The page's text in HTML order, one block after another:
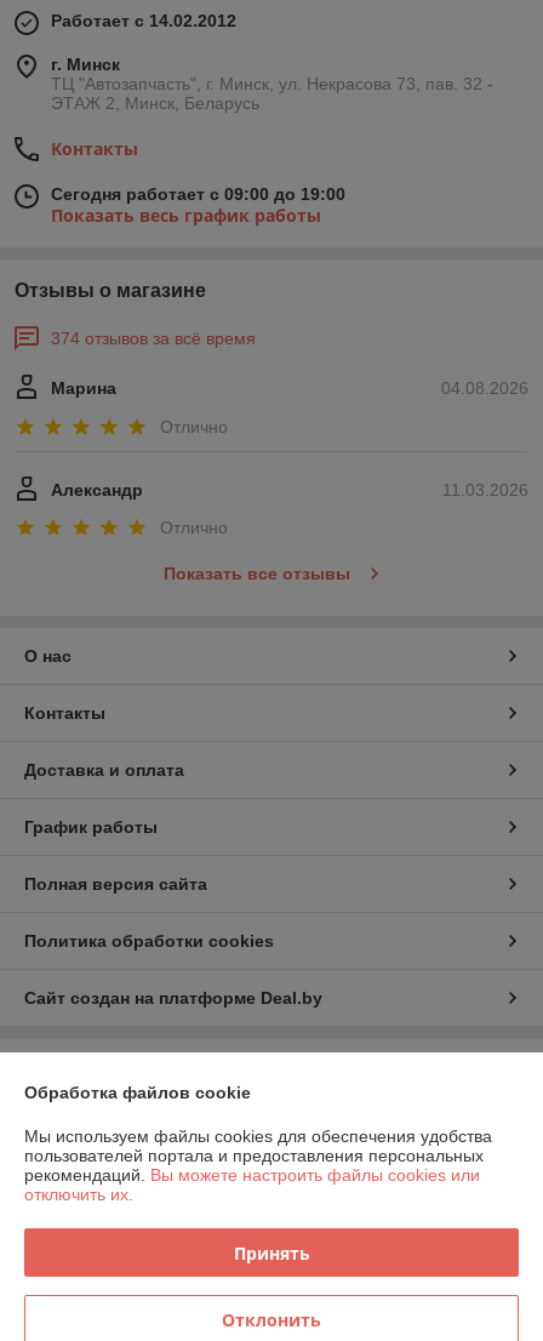
Работает с 14.02.2012
г. Минск
ТЦ "Автозапчасть", г. Минск, ул. Некрасова 73, пав. 32 -
ЭТАЖ 2, Минск, Беларусь
Контакты
Сегодня работает с 09:00 до 19:00
Показать весь график работы
Отзывы о магазине
374 отзывов за всё время
04.08.2026
Марина
Отлично
11.03.2026
Александр
Отлично
Показать все отзывы
О нас
Контакты
Доставка и оплата
График работы
Полная версия сайта
Политика обработки cookies
Сайт создан на платформе Deal.by
предприниматель Шаршавицкий Дмитрий Валерьевич
220033, г.Минск, пр-т Партизанский, 19а-6
Регистрационный номер ЕГР: 192409619
УНП: 192409619
Регистрационный орган: Минский горисполком
Дата регистрации компании: 21.01.2015
Обработка файлов cookie
Мы используем файлы cookies для обеспечения удобства
пользователей портала и предоставления персональных
рекомендаций. Вы можете настроить файлы cookies или
отключить их.
Принять
Отклонить